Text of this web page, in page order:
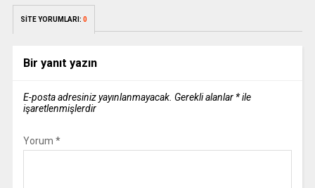
SİTE YORUMLARI: 0
Bir yanıt yazın
E-posta adresiniz yayınlanmayacak. Gerekli alanlar *ile
işaretlenmişlerdir
Yorum *